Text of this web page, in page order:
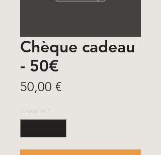
Chèque cadeau
- 50€
50,00 €Prix
Quantité